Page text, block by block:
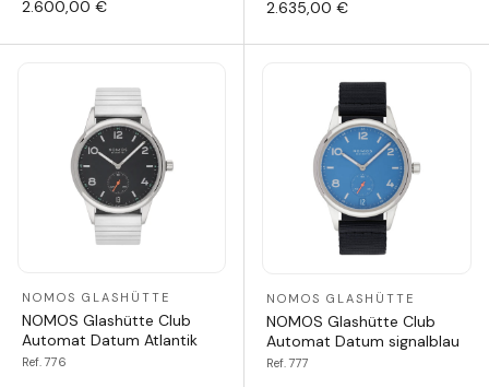
2.600,00 € 2.635,00 €
NOMOS GLASHÜTTE
NOMOS Glashütte Club
Automat Datum Atlantik
Ref. 776
NOMOS GLASHÜTTE
NOMOS Glashütte Club
Automat Datum signalblau
Ref. 777